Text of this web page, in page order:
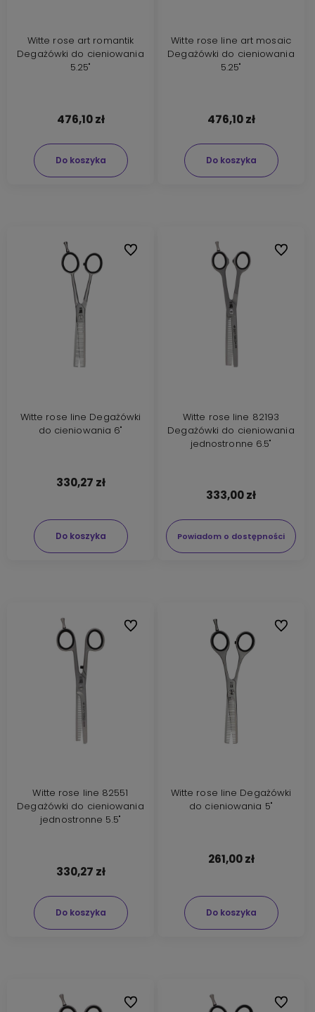
Witte rose art romantik
Degażówki do cieniowania
5.25"
476,10 zł
Do koszyka
Witte rose line art mosaic
Degażówki do cieniowania
5.25"
476,10 zł
Do koszyka
Witte rose line Degażówki
do cieniowania 6"
330,27 zł
Do koszyka
Do ulubionych
Witte rose line 82193
Degażówki do cieniowania
jednostronne 6.5"
333,00 zł
Powiadom o dostępności
Do
Witte rose line 82551
Degażówki do cieniowania
jednostronne 5.5"
330,27 zł
Do koszyka
Do ulubionych
Witte rose line Degażówki
do cieniowania 5"
261,00 zł
Do koszyka
Do
Do ulubionych Do